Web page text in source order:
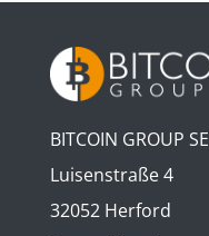
BITCOIN GROUP SE
Luisenstraße 4
32052 Herford